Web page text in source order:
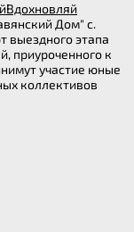
Дом" с.
выездного этапа
приуроченного к
участие юные
коллективов